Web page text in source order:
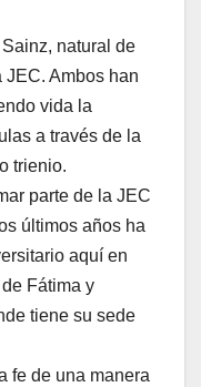
natural de
JEC. Ambos han
vida la
a través de la
trienio.
parte de la JEC
últimos años ha
aquí en
Fátima y
tiene su sede
fe de una manera